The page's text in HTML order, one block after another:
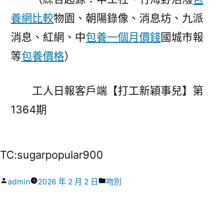
養網比較物園、朝陽錄像、消息坊、九派
消息、紅網、中包養一個月價錢國城市報
等包養價格）
工人日報客戶端【打工新穎事兒】第
1364期
TC:sugarpopular900
作
admin 2026 年 2 月 2 日
分
吻別